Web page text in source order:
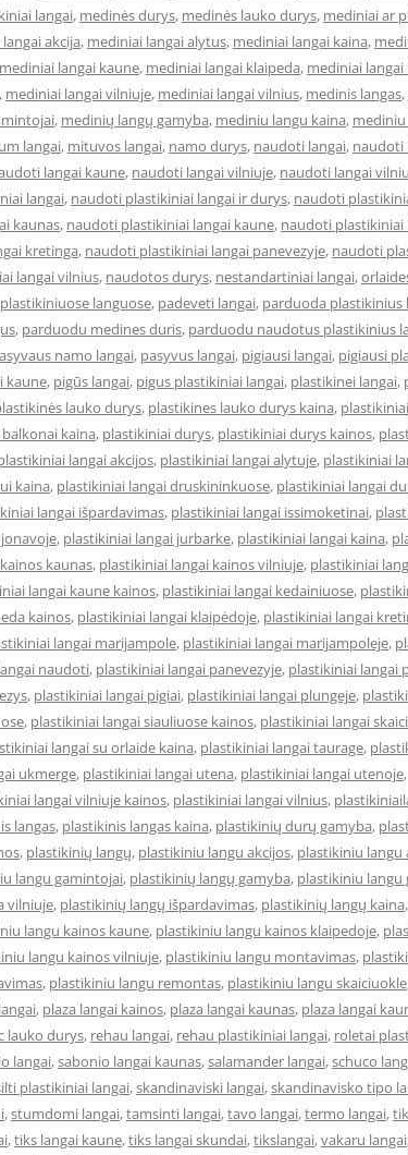
langai, medinės durys, medinės lauko durys, mediniai ar
akcija, mediniai langai alytus, mediniai langai kaina,
mediniai langai kaune, mediniai langai klaipeda, mediniai
, mediniai langai vilniuje, mediniai langai vilnius, medinis langas,
, medinių langų gamyba, mediniu langu kaina,
langai, mituvos langai, namo durys, naudoti langai, naudoti
langai kaune, naudoti langai vilniuje, naudoti langai
langai, naudoti plastikiniai langai ir durys, naudoti
kaunas, naudoti plastikiniai langai kaune, naudoti plastikiniai
kretinga, naudoti plastikiniai langai panevezyje, naudoti
langai vilnius, naudotos durys, nestandartiniai langai,
languose, padeveti langai, parduoda plastikinius
, parduodu medines duris, parduodu naudotus plastikinius
namo langai, pasyvus langai, pigiausi langai, pigiausi
kaune, pigūs langai, pigus plastikiniai langai, plastikinei langai,
lauko durys, plastikines lauko durys kaina, plastikiniai
kaina, plastikiniai durys, plastikiniai durys kainos,
langai akcijos, plastikiniai langai alytuje, plastikiniai
kaina, plastikiniai langai druskininkuose, plastikiniai langai
langai išpardavimas, plastikiniai langai issimoketinai,
, plastikiniai langai jurbarke, plastikiniai langai kaina,
kaunas, plastikiniai langai kainos vilniuje, plastikiniai
langai kaune kainos, plastikiniai langai kedainiuose,
kainos, plastikiniai langai klaipėdoje, plastikiniai langai
langai marijampole, plastikiniai langai marijampoleje,
naudoti, plastikiniai langai panevezyje, plastikiniai langai
, plastikiniai langai pigiai, plastikiniai langai plungeje,
, plastikiniai langai siauliuose kainos, plastikiniai langai
langai su orlaide kaina, plastikiniai langai taurage,
ukmerge, plastikiniai langai utena, plastikiniai langai utenoje,
langai vilniuje kainos, plastikiniai langai vilnius,
langas, plastikinis langas kaina, plastikinių durų gamyba,
, plastikinių langų, plastikiniu langu akcijos, plastikiniu langu
langu gamintojai, plastikinių langų gamyba, plastikiniu langu
vilniuje, plastikinių langų išpardavimas, plastikinių langų kaina,
langu kainos kaune, plastikiniu langu kainos klaipedoje,
langu kainos vilniuje, plastikiniu langu montavimas,
, plastikiniu langu remontas, plastikiniu langu skaiciuokle
, plaza langai kainos, plaza langai kaunas, plaza langai
lauko durys, rehau langai, rehau plastikiniai langai, roletai
langai,sabonio langai kaunas,salamander langai,schuco
plastikiniai langai,skandinaviski langai,skandinavisko tipo
,stumdomi langai,tamsinti langai,tavo langai,termo langai,
,tiks langai kaune,tiks langai skundai,tikslangai,vakaru langai